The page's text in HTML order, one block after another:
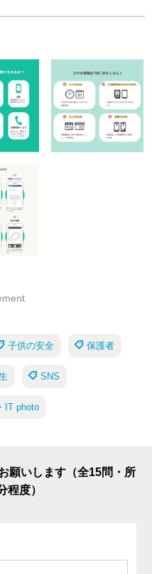
子供の安全 保護者
SNS
IT photo
願いします（全15問・所
程度）